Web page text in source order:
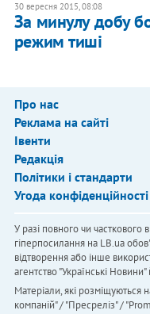
30 вересня 2015, 08:08
За минулу добу
режим тиші
Про нас
Реклама на сайті
Івенти
Редакція
Політики і стандарти
Угода конфіденційності
У разі повного чи часткового
гіперпосилання на LB.ua
відтворення або інше
агентство "Українськi
Матеріали, які розміщуються
компаній" / "Пресреліз" /